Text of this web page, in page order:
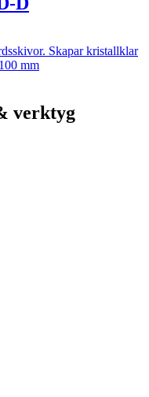
Skapar kristallklar
mm
verktyg